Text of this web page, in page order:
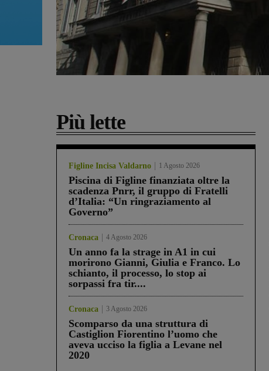
Più lette
Figline Incisa Valdarno 1 Agosto 2026
Piscina di Figline finanziata oltre la
scadenza Pnrr, il gruppo di Fratelli
d’Italia: “Un ringraziamento al
Governo”
Cronaca 4 Agosto 2026
Un anno fa la strage in A1 in cui
morirono Gianni, Giulia e Franco. Lo
schianto, il processo, lo stop ai
sorpassi fra tir....
Cronaca 3 Agosto 2026
Scomparso da una struttura di
Castiglion Fiorentino l’uomo che
aveva ucciso la figlia a Levane nel
2020